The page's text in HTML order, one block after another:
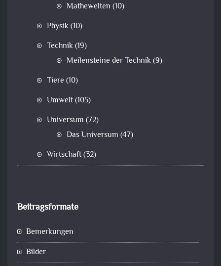
Mathewelten (10)
Physik(10)
Technik(19)
Meilensteine der Technik(9)
Tiere (10)
Umwelt(105)
Universum (72)
Das Universum (47)
Wirtschaft(32)
Beitragsformate
Bemerkungen
Bilder